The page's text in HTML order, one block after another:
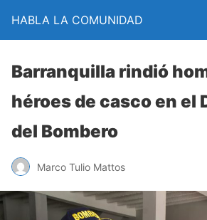
HABLA LA COMUNIDAD
Barranquilla rindió
héroes de casco en el
del Bombero
Marco Tulio Mattos